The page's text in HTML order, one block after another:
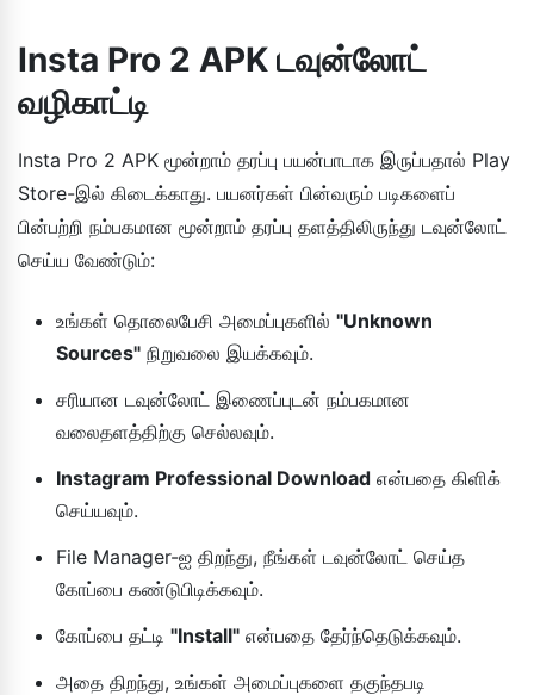
Insta Pro 2 APK டவுன்லோட்
வழிகாட்டி
Insta Pro 2 APK மூன்றாம் தரப்பு பயன்பாடாக இருப்பதால் Play
Store-இல் கிடைக்காது. பயனர்கள் பின்வரும் படிகளைப்
பின்பற்றி நம்பகமான மூன்றாம் தரப்பு தளத்திலிருந்து டவுன்லோட்
செய்ய வேண்டும்:
உங்கள் தொலைபேசி அமைப்புகளில் "Unknown
Sources" நிறுவலை இயக்கவும்.
சரியான டவுன்லோட் இணைப்புடன் நம்பகமான
வலைதளத்திற்கு செல்லவும்.
Instagram Professional Download என்பதை கிளிக்
செய்யவும்.
File Manager-ஐ திறந்து, நீங்கள் டவுன்லோட் செய்த
கோப்பை கண்டுபிடிக்கவும்.
கோப்பை தட்டி "Install" என்பதை தேர்ந்தெடுக்கவும்.
அதை திறந்து, உங்கள் அமைப்புகளை தகுந்தபடி